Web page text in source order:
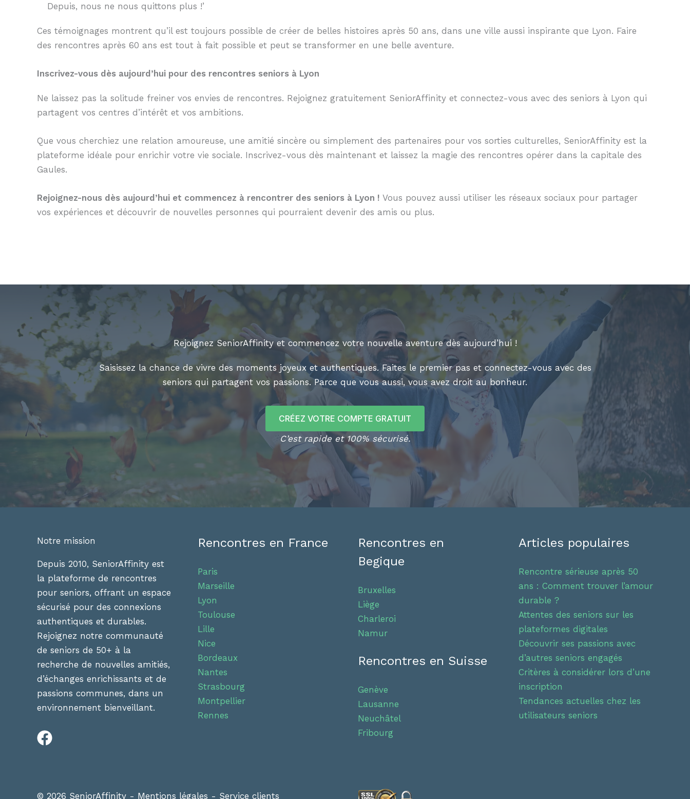
Depuis, nous ne nous quittons plus !’
Ces témoignages montrent qu’il est toujours possible de créer de belles histoires après 50 ans, dans une ville aussi inspirante que Lyon. Faire
des rencontres après 60 ans est tout à fait possible et peut se transformer en une belle aventure.
Inscrivez-vous dès aujourd’hui pour des rencontres seniors à Lyon
Ne laissez pas la solitude freiner vos envies de rencontres. Rejoignez gratuitement SeniorAffinity et connectez-vous avec des seniors à Lyon qui
partagent vos centres d’intérêt et vos ambitions.
Que vous cherchiez une relation amoureuse, une amitié sincère ou simplement des partenaires pour vos sorties culturelles, SeniorAffinity est la
plateforme idéale pour enrichir votre vie sociale. Inscrivez-vous dès maintenant et laissez la magie des rencontres opérer dans la capitale des
Gaules.
Rejoignez-nous dès aujourd’hui et commencez à rencontrer des seniors à Lyon ! Vous pouvez aussi utiliser les réseaux sociaux pour partager
vos expériences et découvrir de nouvelles personnes qui pourraient devenir des amis ou plus.
Rejoignez SeniorAffinity et commencez votre nouvelle aventure dès aujourd’hui !
Saisissez la chance de vivre des moments joyeux et authentiques. Faites le premier pas et connectez-vous avec des
seniors qui partagent vos passions. Parce que vous aussi, vous avez droit au bonheur.
CRÉEZ VOTRE COMPTE GRATUIT
C’est rapide et 100% sécurisé.
Notre mission
Depuis 2010, SeniorAffinity est
la plateforme de rencontres
pour seniors, offrant un espace
sécurisé pour des connexions
authentiques et durables.
Rejoignez notre communauté
de seniors de 50+ à la
recherche de nouvelles amitiés,
d’échanges enrichissants et de
passions communes, dans un
environnement bienveillant.
Rencontres en France
Paris
Marseille
Lyon
Toulouse
Lille
Nice
Bordeaux
Nantes
Strasbourg
Montpellier
Rennes
Rencontres en
Begique
Bruxelles
Liège
Charleroi
Namur
Rencontres en Suisse
Genève
Lausanne
Neuchâtel
Fribourg
Articles populaires
Rencontre sérieuse après 50
ans : Comment trouver l’amour
durable ?
Attentes des seniors sur les
plateformes digitales
Découvrir ses passions avec
d’autres seniors engagés
Critères à considérer lors d’une
inscription
Tendances actuelles chez les
utilisateurs seniors
© 2026 SeniorAffinity - Mentions légales - Service clients